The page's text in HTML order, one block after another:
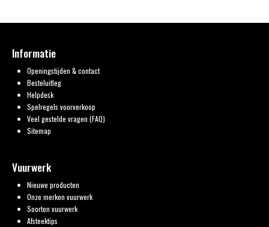
Informatie
Openingstijden & contact
Besteluitleg
Helpdesk
Spelregels voorverkoop
Veel gestelde vragen (FAQ)
Sitemap
Vuurwerk
Nieuwe producten
Onze merken vuurwerk
Soorten vuurwerk
Afsteektips